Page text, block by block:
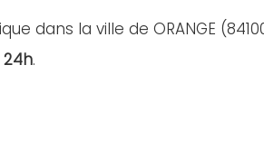
dans la ville de ORANGE
.